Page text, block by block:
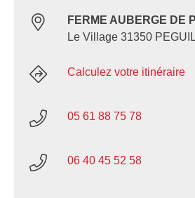
FERME AUBERGE DE
Le Village 31350
Calculez votre itinéraire
05 61 88 75 78
06 40 45 52 58